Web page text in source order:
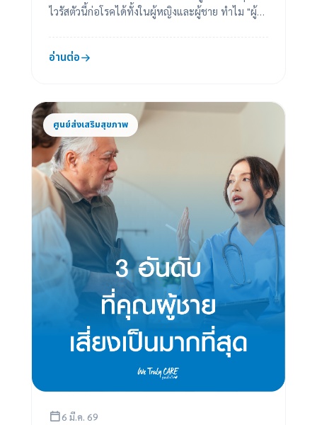
ไวรัสตัวนี้ก่อโรคได้ทั้งในผู้หญิงและผู้ชาย ทำไม "ผู้
อ่านต่อ
ศูนย์ส่งเสริมสุขภาพ
6 มี.ค. 69